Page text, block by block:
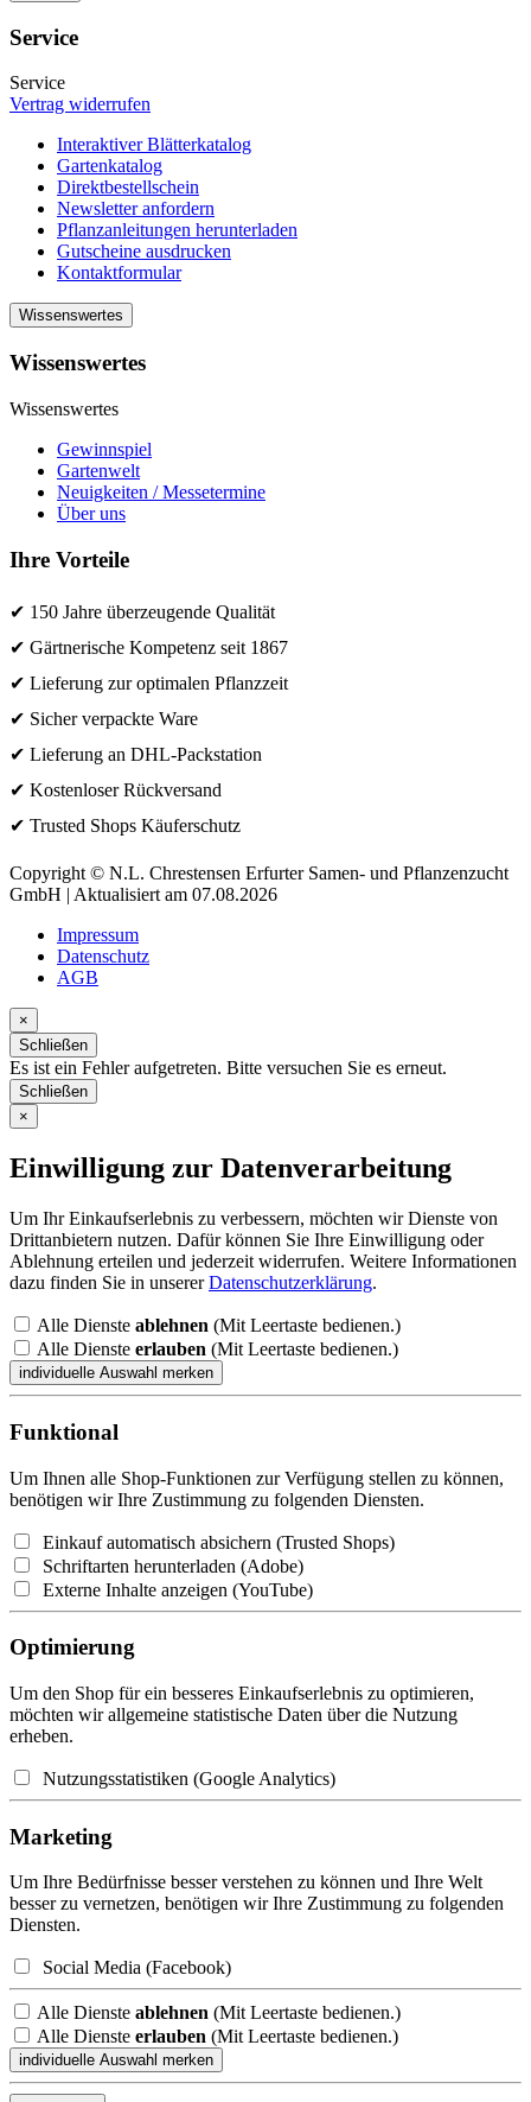
Service
Service
Vertrag widerrufen
Interaktiver Blätterkatalog
Gartenkatalog
Direktbestellschein
Newsletter anfordern
Pflanzanleitungen herunterladen
Gutscheine ausdrucken
Kontaktformular
Wissenswertes
Wissenswertes
Wissenswertes
Gewinnspiel
Gartenwelt
Neuigkeiten / Messetermine
Über uns
Ihre Vorteile
✔ 150 Jahre überzeugende Qualität
✔ Gärtnerische Kompetenz seit 1867
✔ Lieferung zur optimalen Pflanzzeit
✔ Sicher verpackte Ware
✔ Lieferung an DHL-Packstation
✔ Kostenloser Rückversand
✔ Trusted Shops Käuferschutz
Copyright © N.L. Chrestensen Erfurter Samen- und Pflanzenzucht
GmbH | Aktualisiert am 07.08.2026
Impressum
Datenschutz
AGB
×
Schließen
Es ist ein Fehler aufgetreten. Bitte versuchen Sie es erneut.
Schließen
×
Einwilligung zur Datenverarbeitung
Um Ihr Einkaufserlebnis zu verbessern, möchten wir Dienste von
Drittanbietern nutzen. Dafür können Sie Ihre Einwilligung oder
Ablehnung erteilen und jederzeit widerrufen. Weitere Informationen
dazu finden Sie in unsererDatenschutzerklärung.
Alle Dienste ablehnen (Mit Leertaste bedienen.)
Alle Dienste erlauben (Mit Leertaste bedienen.)
Funktional
Um Ihnen alle Shop-Funktionen zur Verfügung stellen zu können,
benötigen wir Ihre Zustimmung zu folgenden Diensten.
Einkauf automatisch absichern (Trusted Shops)
Schriftarten herunterladen (Adobe)
Externe Inhalte anzeigen (YouTube)
Optimierung
Um den Shop für ein besseres Einkaufserlebnis zu optimieren,
möchten wir allgemeine statistische Daten über die Nutzung
erheben.
Nutzungsstatistiken (Google Analytics)
Marketing
Um Ihre Bedürfnisse besser verstehen zu können und Ihre Welt
besser zu vernetzen, benötigen wir Ihre Zustimmung zu folgenden
Diensten.
Social Media (Facebook)
Alle Dienste ablehnen (Mit Leertaste bedienen.)
Alle Dienste erlauben (Mit Leertaste bedienen.)